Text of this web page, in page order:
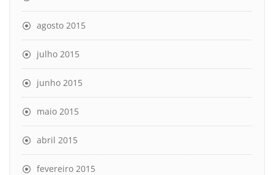
agosto 2015
julho 2015
junho 2015
maio 2015
abril 2015
fevereiro 2015